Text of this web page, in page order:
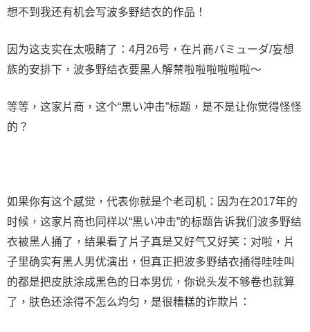
想不到我还有机会写波多野结衣的作品！
因为这支实在太吸睛了：4月26号，在片商バミューダ/妄想
族的安排下，波多野结衣要黑人解禁啦啦啦啦啦啦～
等等，这家片商，这个“黒い冲击”标题，是不是让你觉得怪怪
的？
如果你有这个感觉，代表你就是个老司机：因为在2017年的
时候，这家片商也同样以“黒い冲击”的标题告诉我们波多野结
衣被黑人捅了，结果看了片子真是又好气又好笑：对啦，片
子里确实有黑人男优演出，但真正把波多野结衣捅得哇哇叫
的都是把皮肤涂成黑色的日本男优，你说头发不够卷也就算
了，肤色还涂得不怎么均匀，是很糟糕的诈欺片：